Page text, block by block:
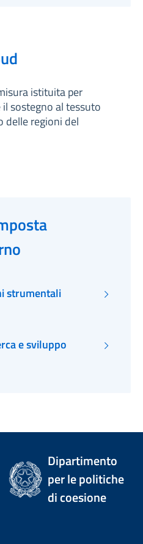
istituita per
sostegno al tessuto
regioni del
strumentali
e sviluppo
Dipartimento
per le politiche
di coesione